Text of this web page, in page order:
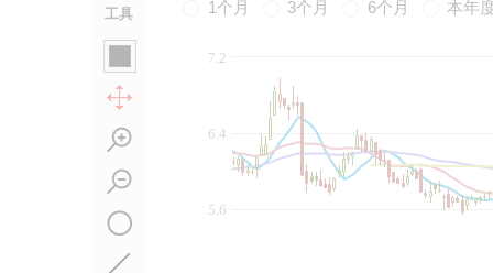
工具 1个月 3个月 6个月 本年
7.2
5.6
6.4